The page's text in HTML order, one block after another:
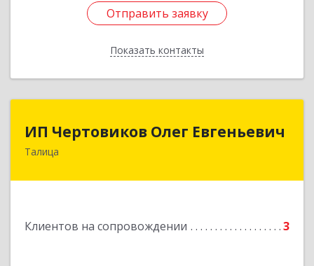
Отправить заявку
Показать контакты
Отправить заявку
Назад
ИП Чертовиков Олег Евгеньевич
Талица
Клиентов на сопровождении 3
623640, Свердловская обл, Талица г, Ленина ул,